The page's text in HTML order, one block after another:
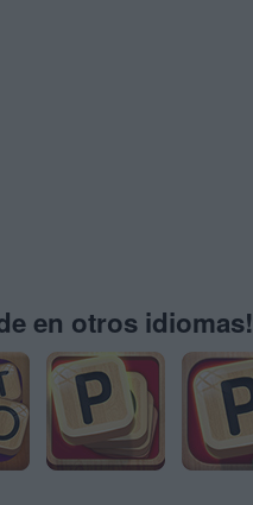
en otros idiomas!